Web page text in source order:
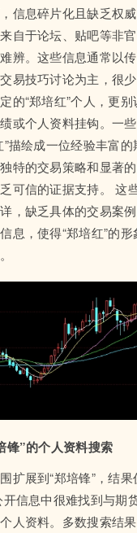
信息碎片化且缺乏权
自于论坛、贴吧等非官
辨。这些信息通常以
易技巧讨论为主，很
的“郑培红”个人，更
或个人资料挂钩。一
”描绘成一位经验丰富
特的交易策略和显著
可信的证据支持。 这
，缺乏具体的交易案
息，使得“郑培红”的
锋”的个人资料搜索
扩展到“郑培锋”，结
信息中很难找到与期
人资料。多数搜索结